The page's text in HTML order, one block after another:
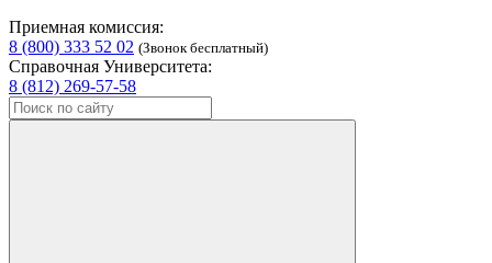
Приемная комиссия:
8 (800) 333 52 02 (Звонок бесплатный)
Справочная Университета:
8 (812) 269-57-58